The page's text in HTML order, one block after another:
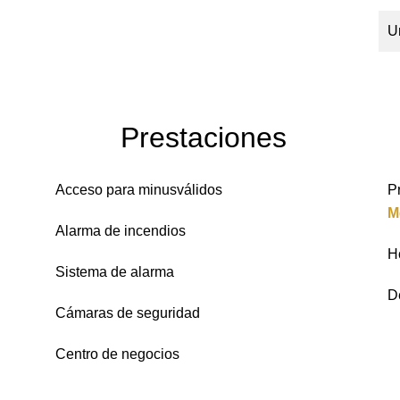
Prestaciones
Acceso para minusválidos
Alarma de incendios
Sistema de alarma
Cámaras de seguridad
Centro de negocios